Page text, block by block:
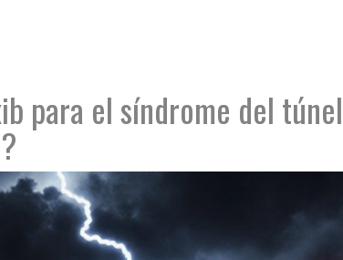
para el síndrome del